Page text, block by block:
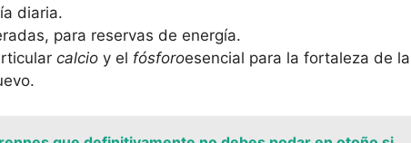
diaria.
para reservas de energía.
calcio y el fósforoesencial para la fortaleza de la